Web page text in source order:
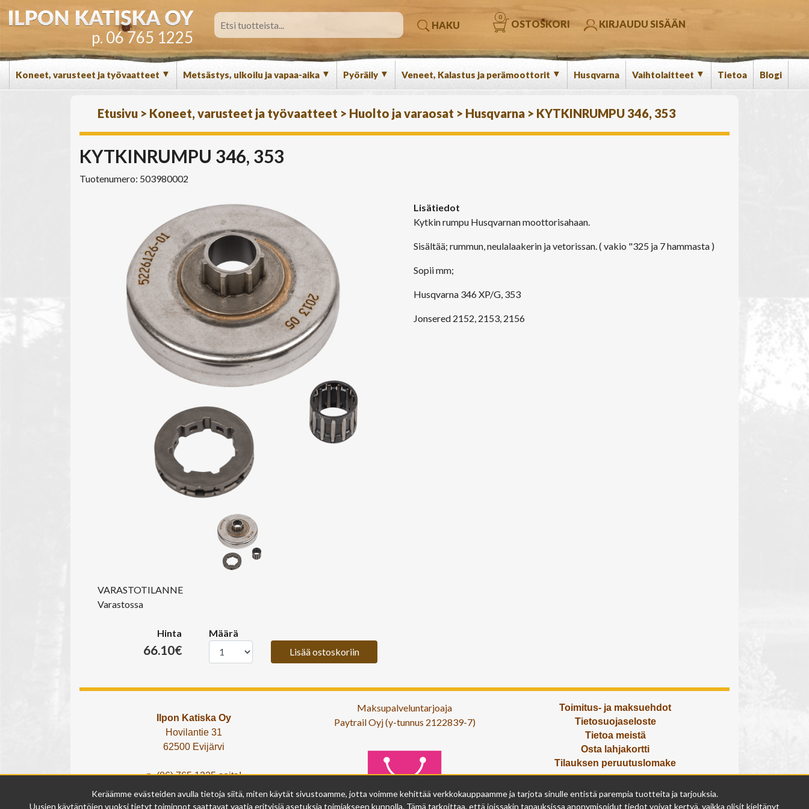
p. 06 765 1225
HAKU OSTOSKORI
0
KIRJAUDU SISÄÄN
Koneet, varusteet ja työvaatteet ▼ Metsästys, ulkoilu ja vapaa-aika ▼ Pyöräily ▼ Veneet, Kalastus ja perämoottorit ▼ Husqvarna Vaihtolaitteet ▼ Tietoa Blogi
Etusivu > Koneet, varusteet ja työvaatteet > Huolto ja varaosat > Husqvarna > KYTKINRUMPU 346, 353
KYTKINRUMPU 346, 353
Tuotenumero: 503980002
VARASTOTILANNE
Varastossa
Hinta
66.10€
Määrä
Lisää ostoskoriin
Lisätiedot
Kytkin rumpu Husqvarnan moottorisahaan.
Sisältää; rummun, neulalaakerin ja vetorissan. ( vakio "325 ja 7 hammasta )
Sopii mm;
Husqvarna 346 XP/G, 353
Jonsered 2152, 2153, 2156
Ilpon Katiska Oy
Hovilantie 31
62500 Evijärvi
p. (06) 765 1225 soita!
tai lähetä What's App viesti!
info@ilponkatiska.fi
Maksupalveluntarjoaja
Paytrail Oyj (y-tunnus 2122839-7)
Toimitus- ja maksuehdot
Tietosuojaseloste
Tietoa meistä
Osta lahjakortti
Tilauksen peruutuslomake
Olemme avoinna
ma - pe 9 - 17
Keräämme evästeiden avulla tietoja siitä, miten käytät sivustoamme, jotta voimme kehittää verkkokauppaamme ja tarjota sinulle entistä parempia tuotteita ja tarjouksia.
Uusien käytäntöjen vuoksi tietyt toiminnot saattavat vaatia erityisiä asetuksia toimiakseen kunnolla. Tämä tarkoittaa, että joissakin tapauksissa anonymisoidut tiedot voivat kertyä, vaikka olisit kieltänyt